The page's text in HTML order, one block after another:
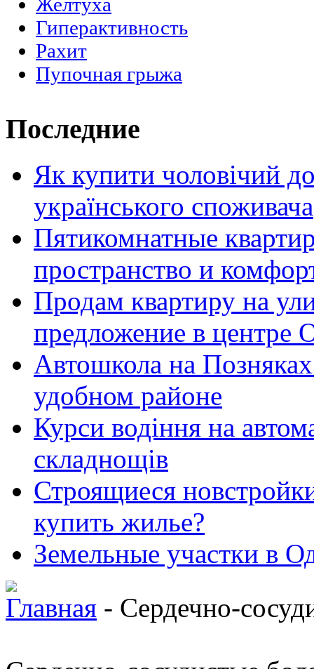
Гиперактивность
Рахит
Пупочная грыжа
Последние
Як купити чоловічий
українського споживача
Пятикомнатные
пространство и
Продам квартиру на
предложение в центре
Автошкола на
удобном районе
Курси водіння на
складнощів
Строящиеся
купить жилье?
Земельные участки в
Главная - Сердечно-